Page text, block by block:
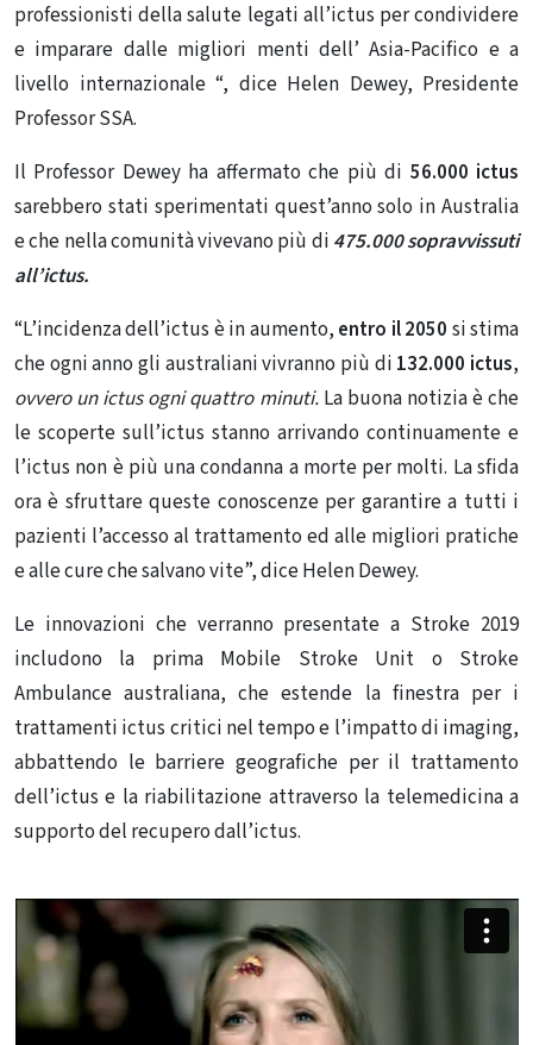
professionisti della salute legati all’ictus per condividere
e imparare dalle migliori menti dell’ Asia-Pacifico e a
livello internazionale “, dice Helen Dewey, Presidente
Professor SSA.
Il Professor Dewey ha affermato che più di 56.000 ictus
sarebbero stati sperimentati quest’anno solo in Australia
e che nella comunità vivevano più di 475.000 sopravvissuti
all’ictus.
“L’incidenza dell’ictus è in aumento, entro il 2050 si stima
che ogni anno gli australiani vivranno più di 132.000 ictus,
ovvero un ictus ogni quattro minuti. La buona notizia è che
le scoperte sull’ictus stanno arrivando continuamente e
l’ictus non è più una condanna a morte per molti. La sfida
ora è sfruttare queste conoscenze per garantire a tutti i
pazienti l’accesso al trattamento ed alle migliori pratiche
e alle cure che salvano vite”, dice Helen Dewey.
Le innovazioni che verranno presentate a Stroke 2019
includono la prima Mobile Stroke Unit o Stroke
Ambulance australiana, che estende la finestra per i
trattamenti ictus critici nel tempo e l’impatto di imaging,
abbattendo le barriere geografiche per il trattamento
dell’ictus e la riabilitazione attraverso la telemedicina a
supporto del recupero dall’ictus.